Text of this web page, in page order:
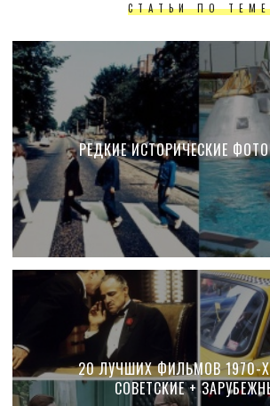
СТАТЬИ ПО ТЕМЕ
РЕДКИЕ ИСТОРИЧЕСКИЕ
20 ЛУЧШИХ ФИЛЬМОВ 1970-
СОВЕТСКИЕ +